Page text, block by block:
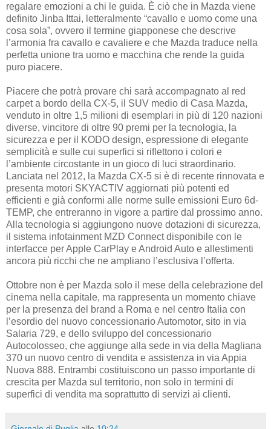
regalare emozioni a chi le guida. È ciò che in Mazda viene
definito Jinba Ittai, letteralmente “cavallo e uomo come una
cosa sola”, ovvero il termine giapponese che descrive
l’armonia fra cavallo e cavaliere e che Mazda traduce nella
perfetta unione tra uomo e macchina che rende la guida
puro piacere.
Piacere che potrà provare chi sarà accompagnato al red
carpet a bordo della CX-5, il SUV medio di Casa Mazda,
venduto in oltre 1,5 milioni di esemplari in più di 120 nazioni
diverse, vincitore di oltre 90 premi per la tecnologia, la
sicurezza e per il KODO design, espressione di elegante
semplicità e sulle cui superfici si riflettono i colori e
l’ambiente circostante in un gioco di luci straordinario.
Lanciata nel 2012, la Mazda CX-5 si è di recente rinnovata e
presenta motori SKYACTIV aggiornati più potenti ed
efficienti e già conformi alle norme sulle emissioni Euro 6d-
TEMP, che entreranno in vigore a partire dal prossimo anno.
Alla tecnologia si aggiungono nuove dotazioni di sicurezza,
il sistema infotainment MZD Connect disponibile con le
interfacce per Apple CarPlay e Android Auto e allestimenti
ancora più ricchi che ne ampliano l’esclusiva l’offerta.
Ottobre non è per Mazda solo il mese della celebrazione del
cinema nella capitale, ma rappresenta un momento chiave
per la presenza del brand a Roma e nel centro Italia con
l’esordio del nuovo concessionario Automotor, sito in via
Salaria 729, e dello sviluppo del concessionario
Autocolosseo, che aggiunge alla sede in via della Magliana
370 un nuovo centro di vendita e assistenza in via Appia
Nuova 888. Entrambi costituiscono un passo importante di
crescita per Mazda sul territorio, non solo in termini di
superfici di vendita ma soprattutto di servizi ai clienti.